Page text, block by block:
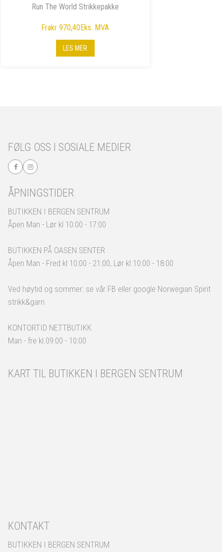
Run The World Strikkepakke
Frakr 970,40Eks. MVA
LES MER
FØLG OSS I SOSIALE MEDIER
ÅPNINGSTIDER
BUTIKKEN I BERGEN SENTRUM
Åpen Man - Lør kl 10:00 - 17:00
BUTIKKEN PÅ OASEN SENTER
Åpen Man - Fred kl 10:00 - 21:00, Lør kl 10:00 - 18:00
Ved høytid og sommer: se vår FB eller google Norwegian Spirit
strikk&garn
KONTORTID NETTBUTIKK
Man - fre kl.09:00 - 10:00
KART TIL BUTIKKEN I BERGEN SENTRUM
KONTAKT
BUTIKKEN I BERGEN SENTRUM